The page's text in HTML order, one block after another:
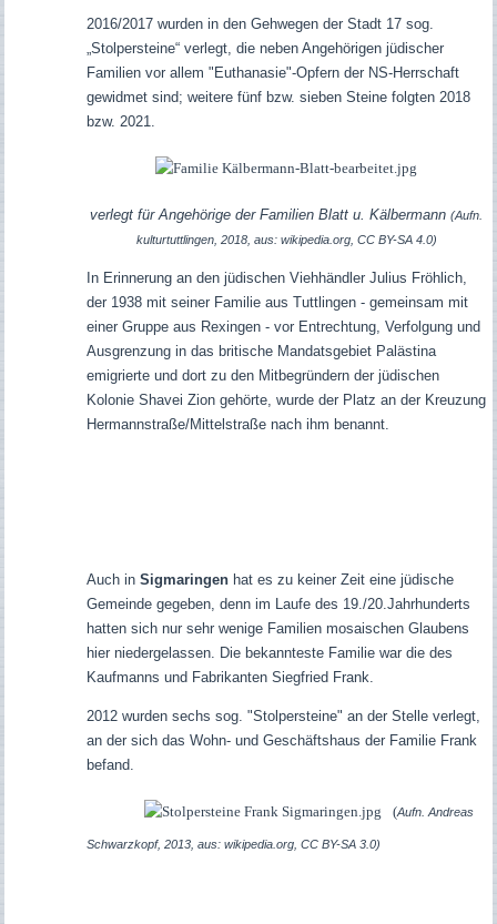
2016/2017 wurden in den Gehwegen der Stadt 17 sog.
„Stolpersteine“ verlegt, die neben Angehörigen jüdischer
Familien vor allem "Euthanasie"-Opfern der NS-Herrschaft
gewidmet sind; weitere fünf bzw. sieben Steine folgten 2018
bzw. 2021.
verlegt für Angehörige der Familien Blatt u. Kälbermann(Aufn.
kulturtuttlingen, 2018, aus: wikipedia.org, CC BY-SA 4.0)
In Erinnerung an den jüdischen Viehhändler Julius Fröhlich,
der 1938 mit seiner Familie aus Tuttlingen - gemeinsam mit
einer Gruppe aus Rexingen - vor Entrechtung, Verfolgung und
Ausgrenzung in das britische Mandatsgebiet Palästina
emigrierte und dort zu den Mitbegründern der jüdischen
Kolonie Shavei Zion gehörte, wurde der Platz an der Kreuzung
Hermannstraße/Mittelstraße nach ihm benannt.
Auch in Sigmaringenhat es zu keiner Zeit eine jüdische
Gemeinde gegeben, denn im Laufe des 19./20.Jahrhunderts
hatten sich nur sehr wenige Familien mosaischen Glaubens
hier niedergelassen. Die bekannteste Familie war die des
Kaufmanns und Fabrikanten Siegfried Frank.
2012 wurden sechs sog. "Stolpersteine" an der Stelle verlegt,
an der sich das Wohn- und Geschäftshaus der Familie Frank
befand.
(Aufn. Andreas
Schwarzkopf, 2013, aus: wikipedia.org, CC BY-SA 3.0)